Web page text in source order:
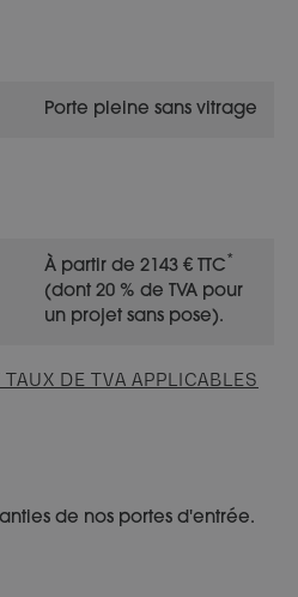
Porte pleine sans vitrage
À partir de 2143 € TTC *
(dont 20 % de TVA pour
un projet sans pose).
DE TVA APPLICABLES
de nos portes d'entrée.